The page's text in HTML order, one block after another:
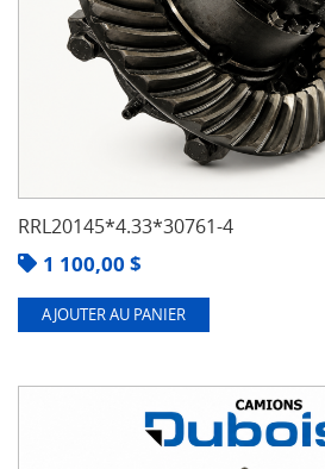
RRL20145*4.33*30761-4
1 100,00 $
AJOUTER AU PANIER